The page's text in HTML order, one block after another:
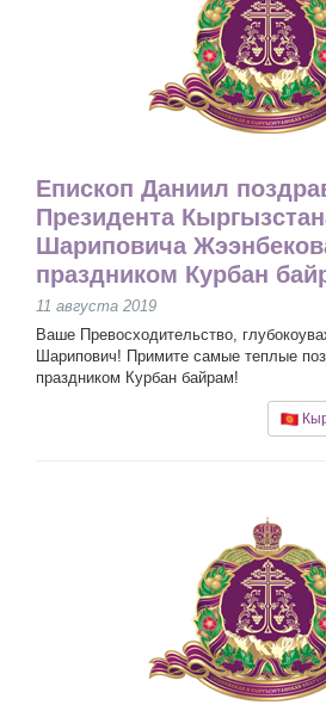
Епископ Даниил
Президента
Шариповича
праздником Курбан
11 августа 2019
Ваше Превосходительство,
Шарипович! Примите самые теплые
праздником Курбан байрам!